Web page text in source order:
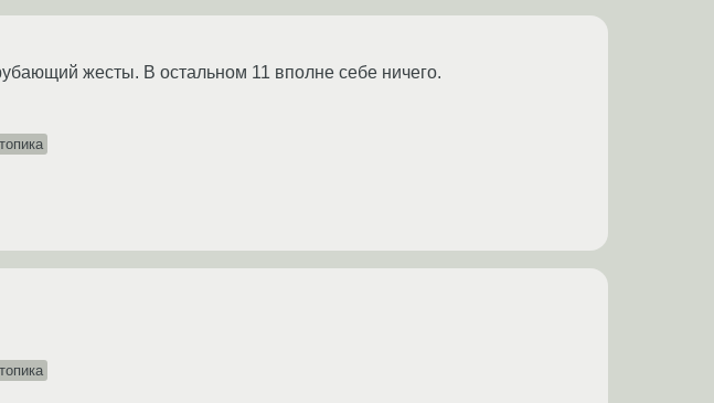
жесты. В остальном 11 вполне себе ничего.